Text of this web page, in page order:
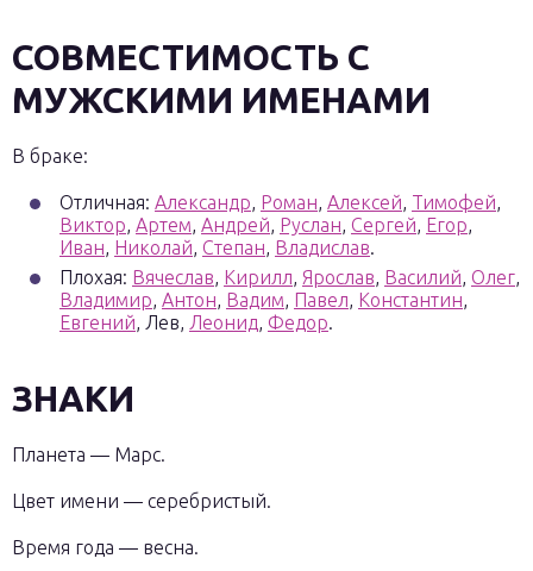
СОВМЕСТИМОСТЬ С
МУЖСКИМИ ИМЕНАМИ
В браке:
Отличная: Александр, Роман, Алексей, Тимофей,
Виктор, Артем, Андрей, Руслан, Сергей, Егор,
Иван, Николай, Степан, Владислав.
Плохая: Вячеслав, Кирилл, Ярослав, Василий, Олег,
Владимир, Антон, Вадим, Павел, Константин,
Евгений, Лев, Леонид, Федор.
ЗНАКИ
Планета — Марс.
Цвет имени — серебристый.
Время года — весна.